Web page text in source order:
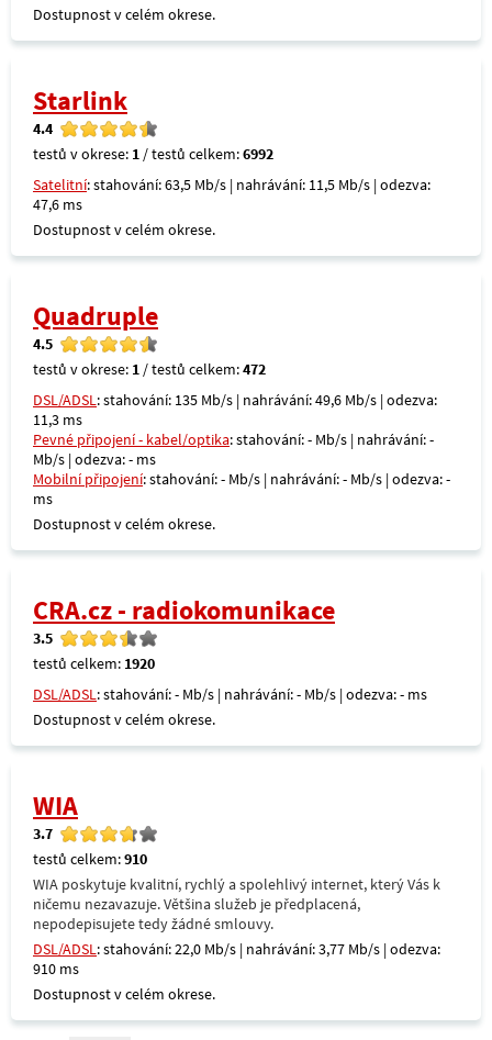
Dostupnost v celém okrese.
Starlink
4.4
testů v okrese: 1 / testů celkem:6992
Satelitní: stahování: 63,5 Mb/s | nahrávání: 11,5 Mb/s | odezva:
47,6 ms
Dostupnost v celém okrese.
Quadruple
4.5
testů v okrese: 1 / testů celkem:472
DSL/ADSL: stahování: 135 Mb/s | nahrávání: 49,6 Mb/s | odezva:
11,3 ms
Pevné připojení - kabel/optika: stahování: - Mb/s | nahrávání: -
Mb/s | odezva: - ms
Mobilní připojení: stahování: - Mb/s | nahrávání: - Mb/s | odezva: -
ms
Dostupnost v celém okrese.
CRA.cz - radiokomunikace
3.5
testů celkem: 1920
DSL/ADSL: stahování: - Mb/s | nahrávání: - Mb/s | odezva: - ms
Dostupnost v celém okrese.
WIA
3.7
testů celkem:910
WIA poskytuje kvalitní, rychlý a spolehlivý internet, který Vás k
ničemu nezavazuje. Většina služeb je předplacená,
nepodepisujete tedy žádné smlouvy.
DSL/ADSL: stahování: 22,0 Mb/s | nahrávání: 3,77 Mb/s | odezva:
910 ms
Dostupnost v celém okrese.